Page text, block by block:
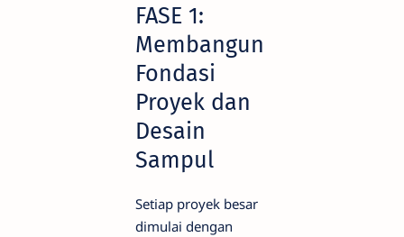
FASE 1:
Membangun
Fondasi
Proyek dan
Desain
Sampul
Setiap proyek besar
dimulai dengan